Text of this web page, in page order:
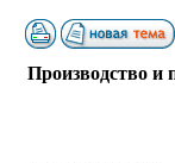
Производство и